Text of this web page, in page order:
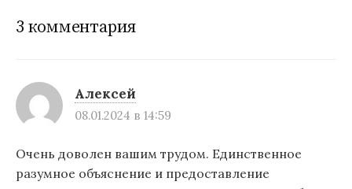
3 комментария
Алексей
08.01.2024 в 14:59
Очень доволен вашим трудом. Единственное
разумное объяснение и предоставление